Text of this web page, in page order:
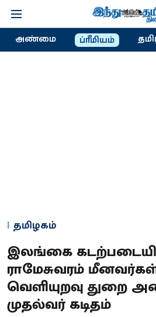
அண்மை ப்ரீமியம்
தமிழகம்
இலங்கை
ராமேசுவரம்
வெளியுறவு துறை
முதல்வர் கடிதம்